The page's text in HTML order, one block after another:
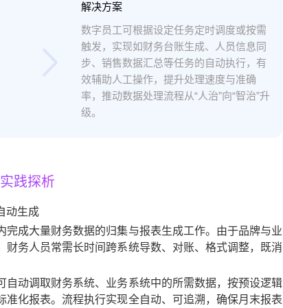
解决方案
数字员工可根据设定任务定时调度或按需
触发，实现如财务台账生成、人员信息同
步、销售数据汇总等任务的自动执行，有
效辅助人工操作，提升处理速度与准确
率，推动数据处理流程从“人治”向“智治”升
级。
践探析
动生成
完成大量财务数据的归集与报表生成工作。由于品牌与业
财务人员常需长时间跨系统导数、对账、格式调整，既消
自动调取财务系统、业务系统中的所需数据，按预设逻辑
化报表。流程执行实现全自动、可追溯，确保月末报表